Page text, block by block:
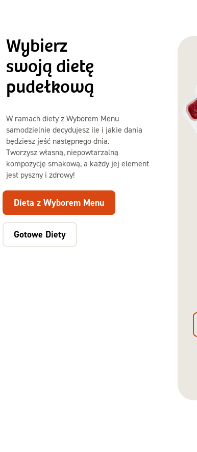
Wybierz
swoją dietę
pudełkową
W ramach diety z Wyborem Menu
samodzielnie decydujesz ile i jakie dania
będziesz jeść następnego dnia.
Tworzysz własną, niepowtarzalną
kompozycję smakową, a każdy jej element
jest pyszny i zdrowy!
Dieta z Wyborem Menu
Gotowe Diety
Dieta